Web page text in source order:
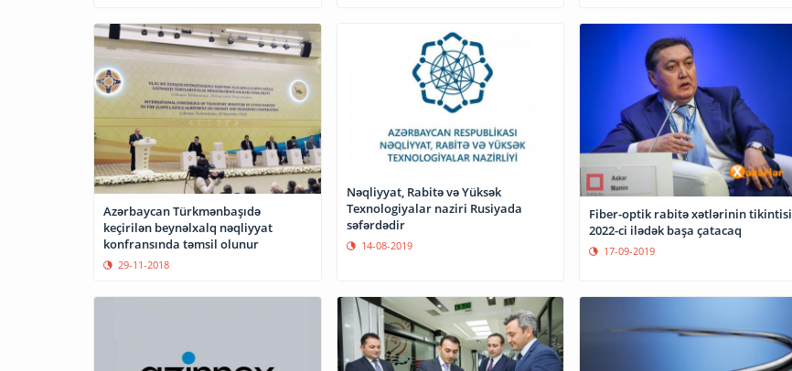
Azərbaycan Türkmənbaşıdə
keçirilən beynəlxalq nəqliyyat
konfransında təmsil olunur
29-11-2018
Nəqliyyat, Rabitə və Yüksək
Texnologiyalar naziri Rusiyada
səfərdədir
14-08-2019
Fiber-optik rabitə xətlərinin tikintisi
2022-ci ilədək başa çatacaq
17-09-2019